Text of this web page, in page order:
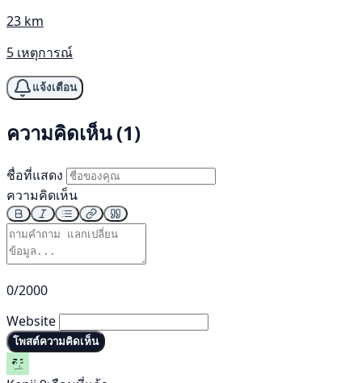
23 km
5 เหตุการณ์
แจ้งเตือน
ความคิดเห็น (1)
ชื่อที่แสดง
ความคิดเห็น
0/2000
Website
โพสต์ความคิดเห็น